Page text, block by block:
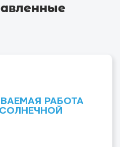
РАБОТА